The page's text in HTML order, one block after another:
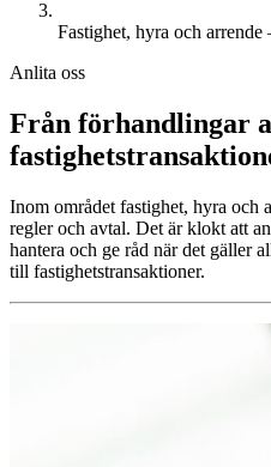
Fastighet, hyra och arrende
Anlita oss
Från förhandlingar
Inom området fastighet, hyra och
regler och avtal. Det är klokt att
hantera och ge råd när det gäller
till fastighetstransaktioner.